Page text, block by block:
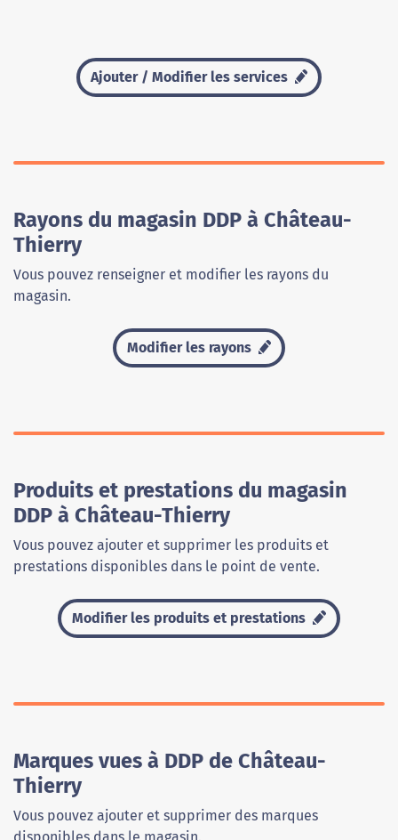
Ajouter / Modifier les services
Rayons du magasin DDP à Château-
Thierry
Vous pouvez renseigner et modifier les rayons du
magasin.
Modifier les rayons
Produits et prestations du magasin
DDP à Château-Thierry
Vous pouvez ajouter et supprimer les produits et
prestations disponibles dans le point de vente.
Modifier les produits et prestations
Marques vues à DDP de Château-
Thierry
Vous pouvez ajouter et supprimer des marques